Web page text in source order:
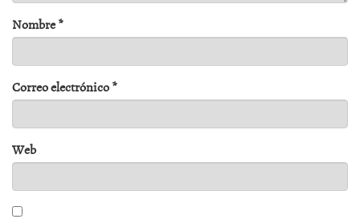
Nombre*
Correo electrónico*
Web